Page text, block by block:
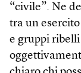
“civile”. Ne
tra un
e gruppi